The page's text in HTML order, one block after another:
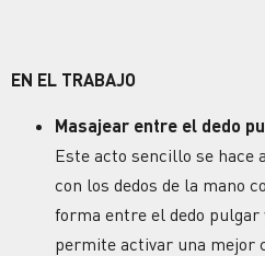
EN EL TRABAJO
Masajear entre el dedo
Este acto sencillo se hace
con los dedos de la mano
forma entre el dedo
permite activar una mejor